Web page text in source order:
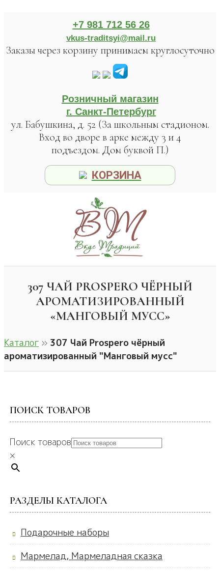
+7 981 712 56 26
vkus-traditsyi@mail.ru
Заказы через корзину принимаем круглосуточно
Розничный магазин
г. Санкт-Петербург
ул. Бабушкина, д. 52 (За школьным стадионом.
Вход во дворе в арке между 3 и 4
подъездом. Дом буквой П.)
КОРЗИНА
307 ЧАЙ PROSPERO ЧЁРНЫЙ
АРОМАТИЗИРОВАННЫЙ
«МАНГОВЫЙ МУСС»
Каталог » 307 Чай Prospero чёрный
ароматизированный "Манговый мусс"
ПОИСК ТОВАРОВ
Поиск товаров
×
РАЗДЕЛЫ КАТАЛОГА
Подарочные наборы
Мармелад, Мармеладная сказка